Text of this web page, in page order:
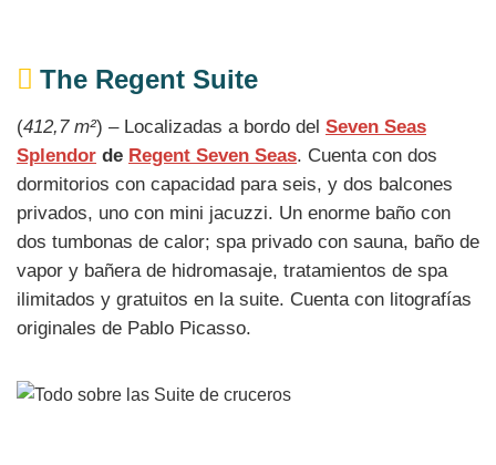
The Regent Suite
(412,7 m²) – Localizadas a bordo del Seven Seas
Splendor de Regent Seven Seas. Cuenta con dos
dormitorios con capacidad para seis, y dos balcones
privados, uno con mini jacuzzi. Un enorme baño con
dos tumbonas de calor; spa privado con sauna, baño de
vapor y bañera de hidromasaje, tratamientos de spa
ilimitados y gratuitos en la suite. Cuenta con litografías
originales de Pablo Picasso.